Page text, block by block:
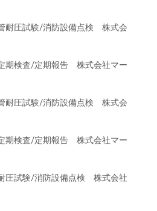
耐圧試験/消防設備点検 株式会
期検査/定期報告 株式会社マー
耐圧試験/消防設備点検 株式会
期検査/定期報告 株式会社マー
圧試験/消防設備点検 株式会社